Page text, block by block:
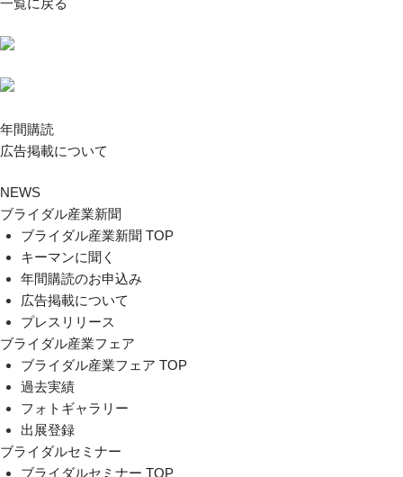
一覧に戻る
年間購読
広告掲載について
NEWS
ブライダル産業新聞
ブライダル産業新聞 TOP
キーマンに聞く
年間購読のお申込み
広告掲載について
プレスリリース
ブライダル産業フェア
ブライダル産業フェア TOP
過去実績
フォトギャラリー
出展登録
ブライダルセミナー
ブライダルセミナー TOP